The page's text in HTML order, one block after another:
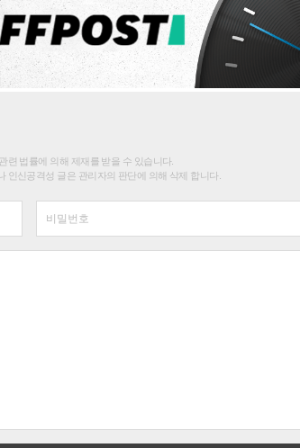
련 법률에 의해 제재를 받을 수 있습니다.
인신공격성 글은 관리자의 판단에 의해 삭제 합니다.